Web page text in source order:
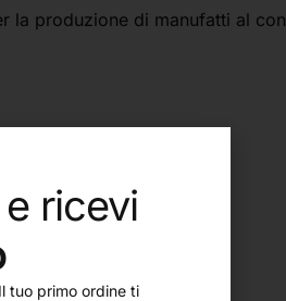
produzione di manufatti al
ricevi
tuo primo ordine ti